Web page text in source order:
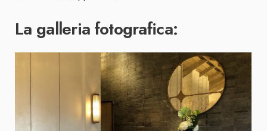
La galleria fotografica: